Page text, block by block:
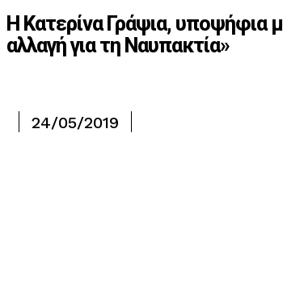
Η Κατερίνα Γράψια,
αλλαγή για τη Ναυπακτία»
24/05/2019